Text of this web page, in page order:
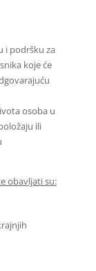
i podršku za
koje će
osoba u
ili
obavljati su: